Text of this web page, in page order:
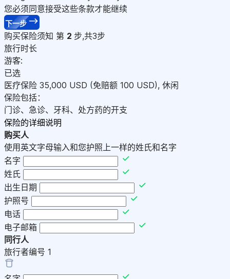
您必须同意接受这些条款才能继续
下一步
购买保险须知 第 2 步,共3步
旅行时长
游客:
已选
医疗保险 35,000 USD (免赔额 100 USD), 休闲
保险包括：
门诊、急诊、牙科、处方药的开支
保险的详细说明
购买人
使用英文字母输入和您护照上一样的姓氏和名字
名字
姓氏
出生日期
护照号
电话
电子邮箱
同行人
旅行者编号 1